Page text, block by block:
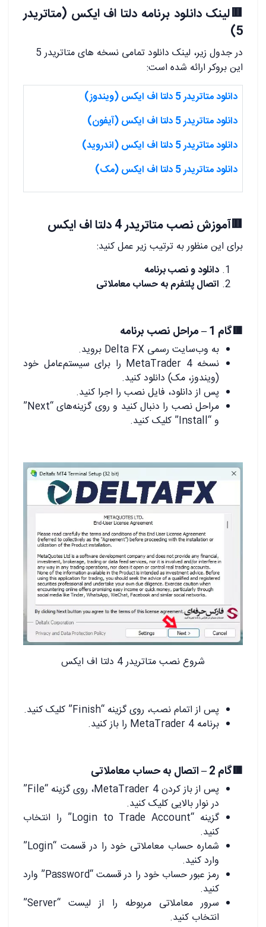
🟥لینک دانلود برنامه دلتا اف ایکس (متاتریدر
5)
در جدول زیر، لینک دانلود تمامی نسخه های متاتریدر 5
این بروکر ارائه شده است:
دانلود متاتریدر 5 دلتا اف ایکس (ویندوز)
دانلود متاتریدر 5 دلتا اف ایکس (آیفون)
دانلود متاتریدر 5 دلتا اف ایکس (اندروید)
دانلود متاتریدر 5 دلتا اف ایکس (مک)
🟥آموزش نصب متاتریدر 4 دلتا اف ایکس
برای این منظور به ترتیب زیر عمل کنید:
دانلود و نصب برنامه
اتصال پلتفرم به حساب معاملاتی
🟥گام 1 – مراحل نصب برنامه
به وب‌سایت رسمی Delta FX بروید.
نسخه MetaTrader 4 را برای سیستم‌عامل خود
(ویندوز، مک) دانلود کنید.
پس از دانلود، فایل نصب را اجرا کنید.
مراحل نصب را دنبال کنید و روی گزینه‌های “Next”
و “Install” کلیک کنید.
شروع نصب متاتریدر 4 دلتا اف ایکس
پس از اتمام نصب، روی گزینه “Finish” کلیک کنید.
برنامه MetaTrader 4 را باز کنید.
🟥گام 2 – اتصال به حساب معاملاتی
پس از باز کردن MetaTrader 4، روی گزینه “File”
در نوار بالایی کلیک کنید.
گزینه “Login to Trade Account” را انتخاب
کنید.
شماره حساب معاملاتی خود را در قسمت “Login”
وارد کنید.
رمز عبور حساب خود را در قسمت “Password” وارد
کنید.
سرور معاملاتی مربوطه را از لیست “Server”
انتخاب کنید.